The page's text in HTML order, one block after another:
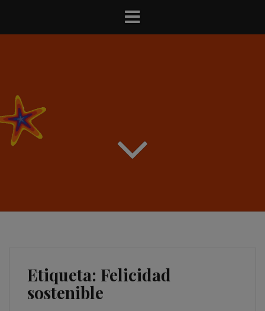
Etiqueta: Felicidad
sostenible